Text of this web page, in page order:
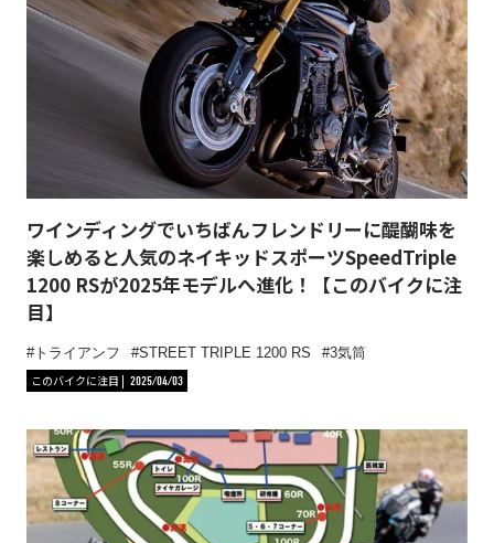
ワインディングでいちばんフレンドリーに醍醐味を
楽しめると人気のネイキッドスポーツSpeedTriple
1200 RSが2025年モデルへ進化！【このバイクに注
目】
トライアンフ STREET TRIPLE 1200 RS
3気筒
このバイクに注目
2025/04/03